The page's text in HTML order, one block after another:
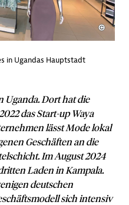
in Ugandas Hauptstadt
Uganda. Dort hat die
das Start-up Waya
lässt Mode lokal
Geschäften an die
Im August 2024
Laden in Kampala.
deutschen
sich intensiv